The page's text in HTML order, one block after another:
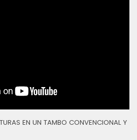
EN UN TAMBO CONVENCIONAL Y